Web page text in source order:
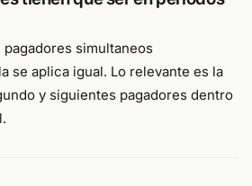
simultaneos
se aplica igual. Lo relevante es la
y siguientes pagadores dentro